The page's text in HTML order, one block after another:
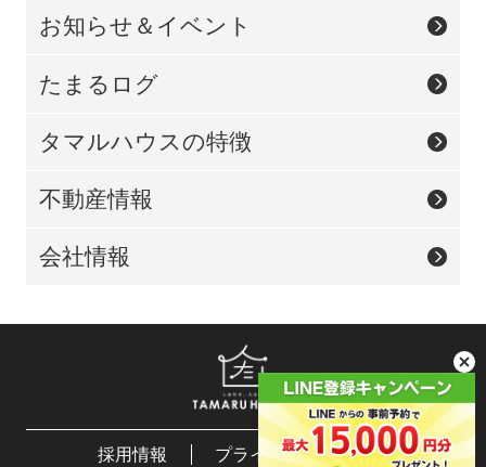
お知らせ＆イベント
たまるログ
タマルハウスの特徴
不動産情報
会社情報
採用情報 プライバシーポリシー